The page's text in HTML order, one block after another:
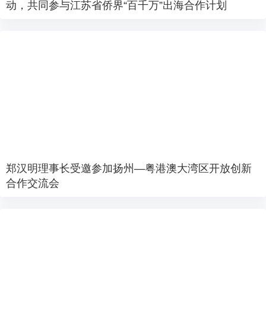
动，共同参与江苏省侨界“百千万”出海合作计划
郑汉明理事长受邀参加扬州—粤港澳大湾区开放创新
合作交流会